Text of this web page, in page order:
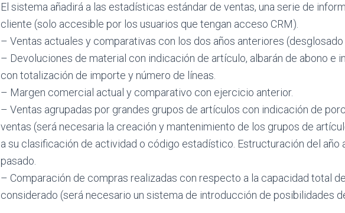
El sistema añadirá a las estadísticas estándar de ventas, una serie de
cliente (solo accesible por los usuarios que tengan acceso CRM).
– Ventas actuales y comparativas con los dos años anteriores (desglosado
– Devoluciones de material con indicación de artículo, albarán de abono e
con totalización de importe y número de líneas.
– Margen comercial actual y comparativo con ejercicio anterior.
– Ventas agrupadas por grandes grupos de artículos con indicación de
ventas (será necesaria la creación y mantenimiento de los grupos de
a su clasificación de actividad o código estadístico. Estructuración del año
pasado.
– Comparación de compras realizadas con respecto a la capacidad total
considerado (será necesario un sistema de introducción de posibilidades